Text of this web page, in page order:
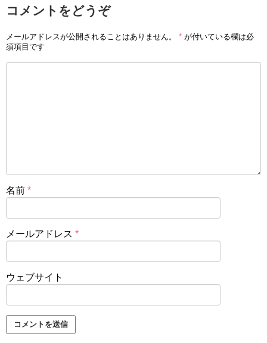
コメントをどうぞ
メールアドレスが公開されることはありません。 * が付いている欄は必
須項目です
名前 *
メールアドレス *
ウェブサイト